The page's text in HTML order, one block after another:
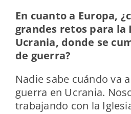
En cuanto a Europa,
grandes retos para la
Ucrania, donde se
de guerra?
Nadie sabe cuándo va
guerra en Ucrania.
trabajando con la